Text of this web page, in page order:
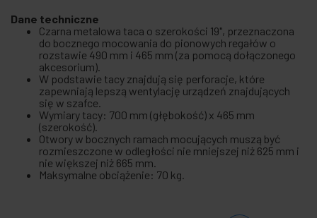
Dane techniczne
Czarna metalowa taca o szerokości 19", przeznaczona
do bocznego mocowania do pionowych regałów o
rozstawie 490 mm i 465 mm (za pomocą dołączonego
akcesorium).
W podstawie tacy znajdują się perforacje, które
zapewniają lepszą wentylację urządzeń znajdujących
się w szafce.
Wymiary tacy: 700 mm (głębokość) x 465 mm
(szerokość).
Otwory w bocznych ramach mocujących muszą być
rozmieszczone w odległości nie mniejszej niż 625 mm i
nie większej niż 665 mm.
Maksymalne obciążenie: 70 kg.